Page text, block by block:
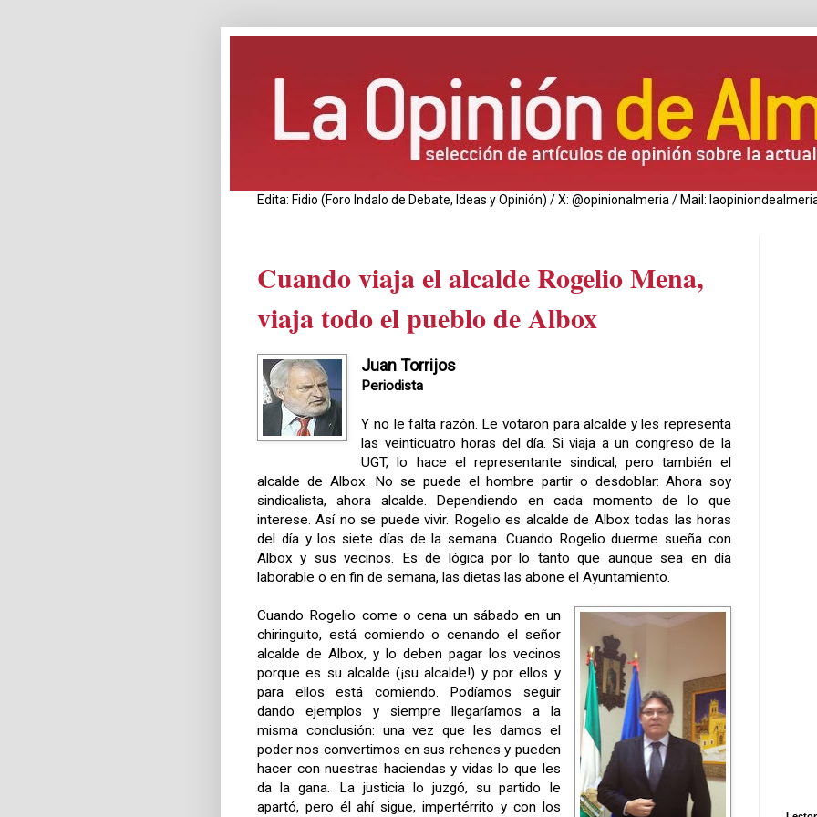
Edita: Fidio (Foro Indalo de Debate, Ideas y Opinión) / X: @opinionalmeria / Mail:
Cuando viaja el alcalde Rogelio Mena,
viaja todo el pueblo de Albox
Juan Torrijos
Periodista
Y no le falta razón. Le votaron para alcalde y les representa
las veinticuatro horas del día. Si viaja a un congreso de
la
UGT, lo hace el representante sindical, pero también el
alcalde de Albox. No se puede el hombre partir o desdoblar: Ahora soy
sindicalista, ahora alcalde. Dependiendo en cada momento de lo que
interese. Así no se puede vivir. Rogelio es alcalde de Albox todas las horas
del día y los siete días de la semana. Cuando Rogelio duerme sueña con
Albox y sus vecinos. Es de lógica por lo tanto que aunque sea en día
laborable o en fin de semana, las dietas las abone el Ayuntamiento.
Cuando Rogelio come o cena un sábado en un
chiringuito, está comiendo o cenando el señor
alcalde de Albox, y lo deben pagar los vecinos
porque es su alcalde (¡su alcalde!) y por ellos y
para ellos está comiendo. Podíamos seguir
dando ejemplos y siempre llegaríamos a la
misma conclusión: una vez que les damos el
poder nos convertimos en sus rehenes y pueden
hacer con nuestras haciendas y vidas lo que les
da la gana. La justicia lo juzgó, su partido le
apartó, pero él ahí sigue, impertérrito y con los